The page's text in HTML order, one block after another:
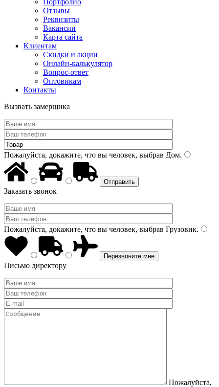
Портфолио
Отзывы
Реквизиты
Вакансии
Карта сайта
Клиентам
Скидки и акции
Онлайн-калькулятор
Вопрос-ответ
Оптовикам
Контакты
Вызвать замерщика
Пожалуйста, докажите, что вы человек, выбрав Дом.
Заказать звонок
Пожалуйста, докажите, что вы человек, выбрав Грузовик.
Письмо директору
Пожалуйста,